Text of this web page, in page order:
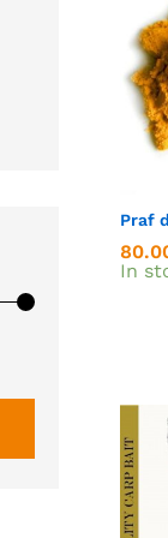
Praf
In